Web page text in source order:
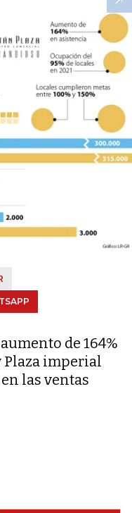
de 164%
Plaza imperial
las ventas